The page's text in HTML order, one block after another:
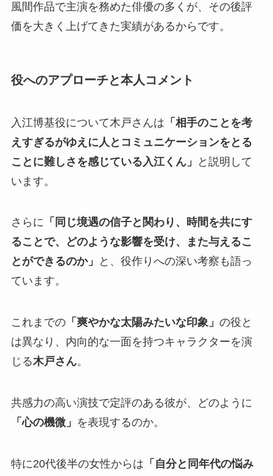
風間作品で主演を務めた俳優の多くが、その後評
価を大きく上げてきた実績があるからです。
役へのアプローチと本人コメント
入江博基役について木戸さんは 「相手のことを考
えすぎるがゆえに人とコミュニケーションをとる
ことに難しさを感じている入江くん」
と説明して
います。
さらに 「同じ境遇の信子と関わり、時間を共にす
ることで、どのような影響を受け、また与えるこ
とができるのか」
と、役作りへの深い考察も語っ
ています。
これまでの「爽やかな太陽みたいな印象」 の役と
は異なり、内向的な一面を持つキャラクターを演
じる木戸さん。
共感力の高い演技で定評のある彼が、どのように
「心の機微」 を表現するのか。
特に20代後半の女性からは 「自分と同年代の悩み